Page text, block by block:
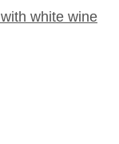
white wine